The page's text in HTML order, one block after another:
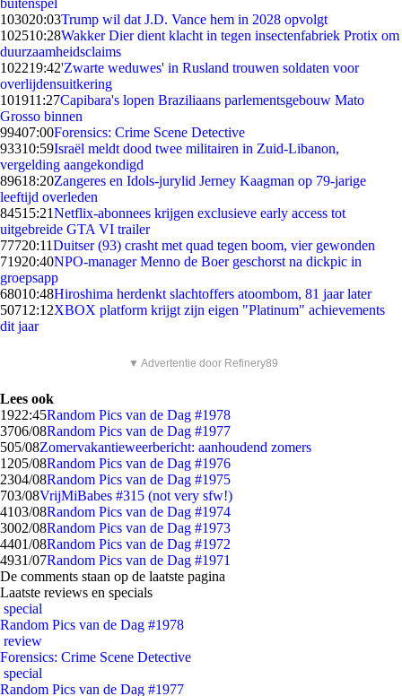
buitenspel
103020:03Trump wil dat J.D. Vance hem in 2028 opvolgt
102510:28Wakker Dier dient klacht in tegen insectenfabriek Protix om
duurzaamheidsclaims
102219:42'Zwarte weduwes' in Rusland trouwen soldaten voor
overlijdensuitkering
101911:27Capibara's lopen Braziliaans parlementsgebouw Mato
Grosso binnen
99407:00Forensics: Crime Scene Detective
93310:59Israël meldt dood twee militairen in Zuid-Libanon,
vergelding aangekondigd
89618:20Zangeres en Idols-jurylid Jerney Kaagman op 79-jarige
leeftijd overleden
84515:21Netflix-abonnees krijgen exclusieve early access tot
uitgebreide GTA VI trailer
77720:11Duitser (93) crasht met quad tegen boom, vier gewonden
71920:40NPO-manager Menno de Boer geschorst na dickpic in
groepsapp
68010:48Hiroshima herdenkt slachtoffers atoombom, 81 jaar later
50712:12XBOX platform krijgt zijn eigen "Platinum" achievements
dit jaar
▼ Advertentie door Refinery89
Lees ook
1922:45Random Pics van de Dag #1978
3706/08Random Pics van de Dag #1977
505/08Zomervakantieweerbericht: aanhoudend zomers
1205/08Random Pics van de Dag #1976
2304/08Random Pics van de Dag #1975
703/08VrijMiBabes #315 (not very sfw!)
4103/08Random Pics van de Dag #1974
3002/08Random Pics van de Dag #1973
4401/08Random Pics van de Dag #1972
4931/07Random Pics van de Dag #1971
De comments staan op de laatste pagina
Laatste reviews en specials
special
Random Pics van de Dag #1978
review
Forensics: Crime Scene Detective
special
Random Pics van de Dag #1977